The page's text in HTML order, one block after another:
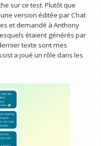
sur ce test. Plutôt que
version éditée par Chat
et demandé à Anthony
étaient générés par
texte sont mes
a joué un rôle dans les